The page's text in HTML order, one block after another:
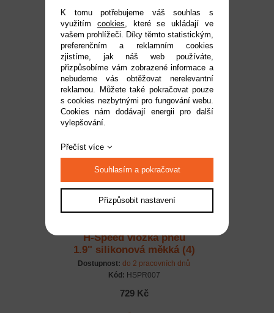
H-Speed vložka pneu
1.9" silikonová tvrdá (4)
Dostupnost:
do 2 pracovních dnů
Kód:HSPR006
729 Kč
H-Speed vložka pneu
1.9" silikonová měkká (4)
Dostupnost: do 2 pracovních dnů
Kód: HSPR007
729 Kč
K tomu potřebujeme váš souhlas s
využitím cookies, které se ukládají ve
vašem prohlížeči. Díky těmto statistickým,
preferenčním a reklamním cookies
zjistíme, jak náš web používáte,
přizpůsobíme vám zobrazené informace a
nebudeme vás obtěžovat nerelevantní
reklamou. Můžete také pokračovat pouze
s cookies nezbytnými pro fungování webu.
Cookies nám dodávají energii pro další
vylepšování.
Přečíst více
Souhlasím a pokračovat
Přizpůsobit nastavení